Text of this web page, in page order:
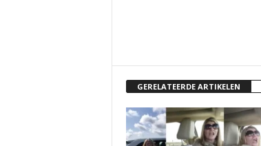
GERELATEERDE ARTIKELEN